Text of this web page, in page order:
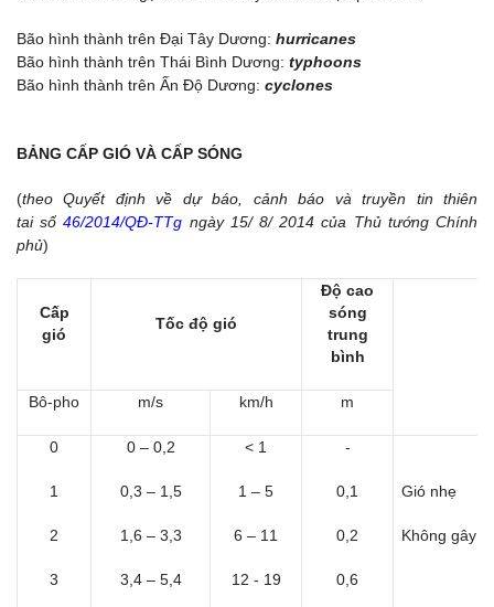
Bão hình thành trên Đại Tây Dương: hurricanes
Bão hình thành trên Thái Bình Dương: typhoons
Bão hình thành trên Ấn Độ Dương: cyclones
BẢNG CẤP GIÓ VÀ CẤP SÓNG
(theo Quyết định về dự báo, cảnh báo và truyền tin thiên
tai số 46/2014/QĐ-TTg ngày 15/ 8/ 2014 của Thủ tướng Chính
phủ)
Cấp
gió
Tốc độ gió
Độ cao
sóng
trung
bình
Bô-pho m/s km/h m
0
1
2
3
0 – 0,2
0,3 – 1,5
1,6 – 3,3
3,4 – 5,4
< 1
1 – 5
6 – 11
12 - 19
-
0,1
0,2
0,6
Gió nhẹ
Không gây